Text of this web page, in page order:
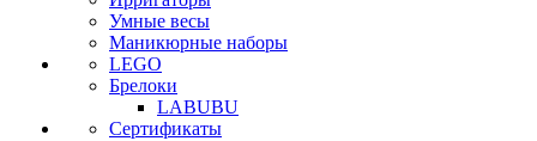
Умные весы
Маникюрные наборы
LEGO
Брелоки
LABUBU
Сертификаты